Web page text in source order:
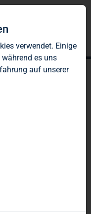
gibt
verwendet. Einige
es uns
auf unserer